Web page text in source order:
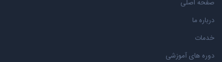
صفحه اصلی
درباره ما
خدمات
دوره های آموزشی